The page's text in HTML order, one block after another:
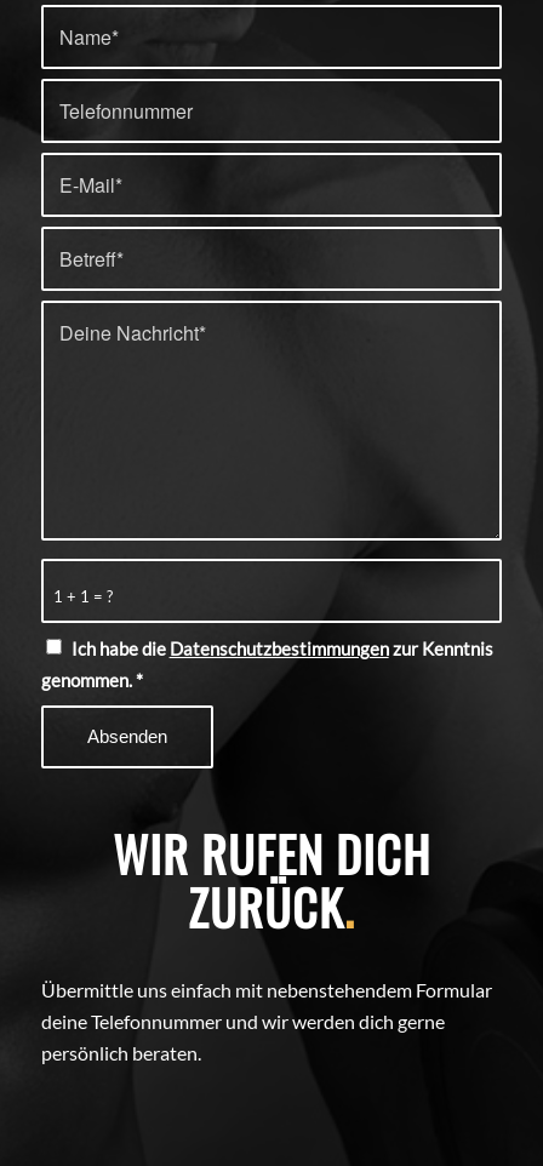
1 + 1 = ?
Ich habe die Datenschutzbestimmungenzur Kenntnis
genommen.*
WIR RUFEN DICH
ZURÜCK.
Übermittle uns einfach mit nebenstehendem Formular
deine Telefonnummer und wir werden dich gerne
persönlich beraten.